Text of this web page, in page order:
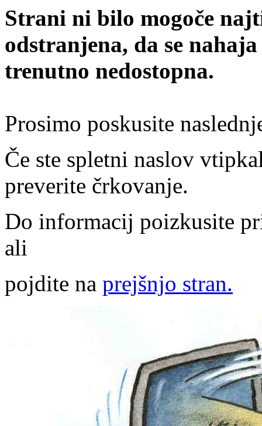
Strani ni bilo mogoče
odstranjena, da se
trenutno nedostopna.
Prosimo poskusite
Če ste spletni naslov
preverite črkovanje.
Do informacij poizkusite
ali
pojdite na prejšnjo stran.